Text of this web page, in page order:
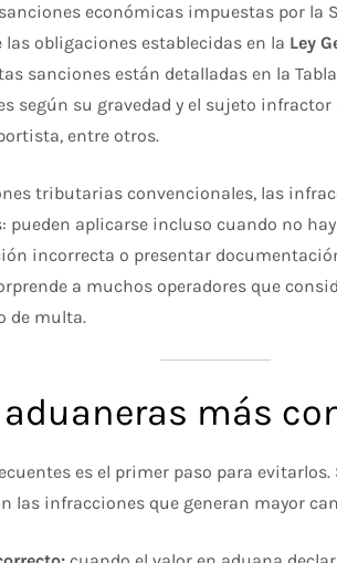
económicas impuestas por la
obligaciones establecidas en la Ley
sanciones están detalladas en la Tabla
según su gravedad y el sujeto
entre otros.
tributarias convencionales, las
aplicarse incluso cuando no
incorrecta o presentar
a muchos operadores que
de multa.
más
es el primer paso para
las infracciones que generan mayor